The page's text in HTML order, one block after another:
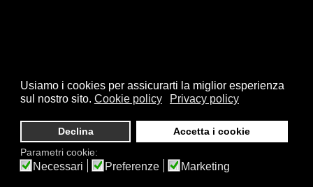
Usiamo i cookies per assicurarti la miglior esperienza
sul nostro sito. Cookie policy Privacy policy
Declina
Accetta i cookie
Parametri cookie:
Necessari Preferenze Marketing